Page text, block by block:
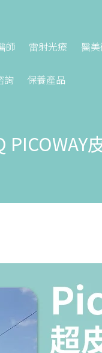
師 雷射光療 醫
詢 保養產品